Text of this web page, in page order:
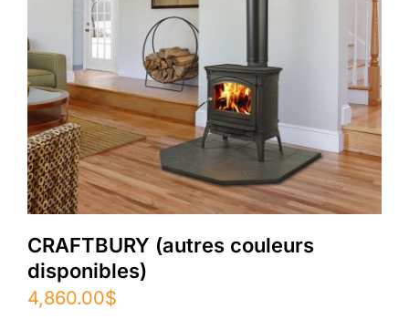
CRAFTBURY (autres couleurs
disponibles)
4,860.00$